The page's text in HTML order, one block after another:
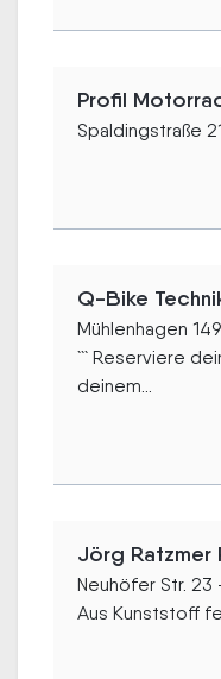
Profil
Spaldingstraße
Q-Bike
Mühlenhagen
``` Reserviere
deinem...
Jörg Ratzmer
Neuhöfer Str. 23
Aus Kunststoff